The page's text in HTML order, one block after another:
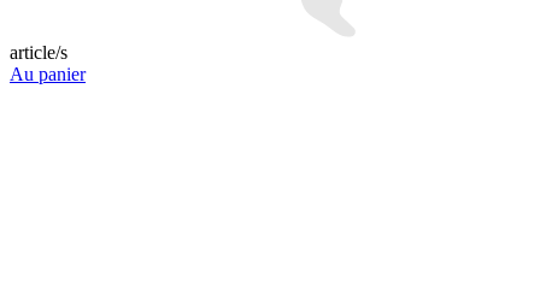
article/s
Au panier